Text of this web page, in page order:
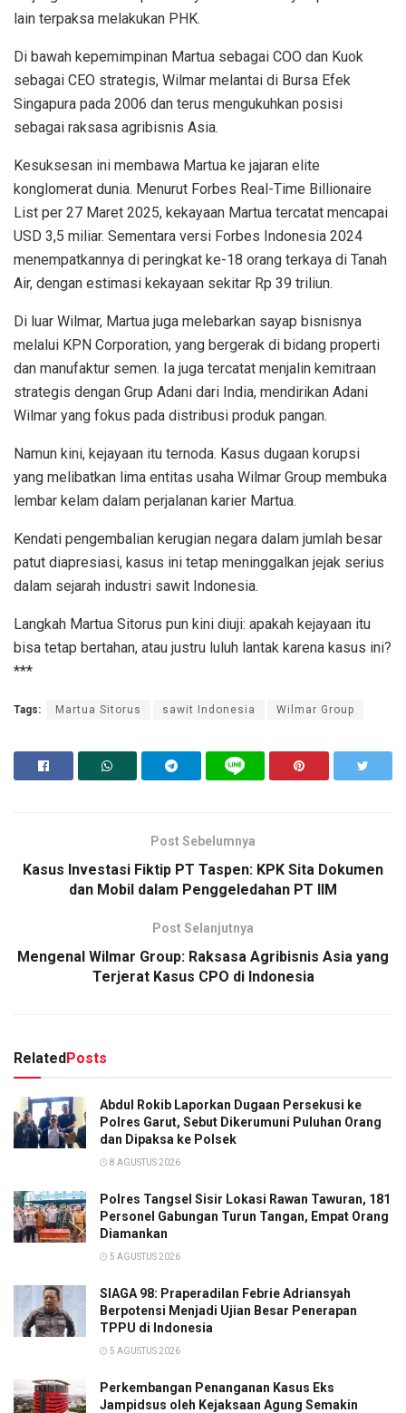
lain terpaksa melakukan PHK.
Di bawah kepemimpinan Martua sebagai COO dan Kuok
sebagai CEO strategis, Wilmar melantai di Bursa Efek
Singapura pada 2006 dan terus mengukuhkan posisi
sebagai raksasa agribisnis Asia.
Kesuksesan ini membawa Martua ke jajaran elite
konglomerat dunia. Menurut Forbes Real-Time Billionaire
List per 27 Maret 2025, kekayaan Martua tercatat mencapai
USD 3,5 miliar. Sementara versi Forbes Indonesia 2024
menempatkannya di peringkat ke-18 orang terkaya di Tanah
Air, dengan estimasi kekayaan sekitar Rp 39 triliun.
Di luar Wilmar, Martua juga melebarkan sayap bisnisnya
melalui KPN Corporation, yang bergerak di bidang properti
dan manufaktur semen. Ia juga tercatat menjalin kemitraan
strategis dengan Grup Adani dari India, mendirikan Adani
Wilmar yang fokus pada distribusi produk pangan.
Namun kini, kejayaan itu ternoda. Kasus dugaan korupsi
yang melibatkan lima entitas usaha Wilmar Group membuka
lembar kelam dalam perjalanan karier Martua.
Kendati pengembalian kerugian negara dalam jumlah besar
patut diapresiasi, kasus ini tetap meninggalkan jejak serius
dalam sejarah industri sawit Indonesia.
Langkah Martua Sitorus pun kini diuji: apakah kejayaan itu
bisa tetap bertahan, atau justru luluh lantak karena kasus ini?
***
Tags: Martua Sitorus sawit Indonesia Wilmar Group
Post Sebelumnya
Kasus Investasi Fiktip PT Taspen: KPK Sita Dokumen
dan Mobil dalam Penggeledahan PT IIM
Post Selanjutnya
Mengenal Wilmar Group: Raksasa Agribisnis Asia yang
Terjerat Kasus CPO di Indonesia
RelatedPosts
Abdul Rokib Laporkan Dugaan Persekusi ke
Polres Garut, Sebut Dikerumuni Puluhan Orang
dan Dipaksa ke Polsek
8 AGUSTUS 2026
Polres Tangsel Sisir Lokasi Rawan Tawuran, 181
Personel Gabungan Turun Tangan, Empat Orang
Diamankan
5 AGUSTUS 2026
SIAGA 98: Praperadilan Febrie Adriansyah
Berpotensi Menjadi Ujian Besar Penerapan
TPPU di Indonesia
5 AGUSTUS 2026
Perkembangan Penanganan Kasus Eks
Jampidsus oleh Kejaksaan Agung Semakin